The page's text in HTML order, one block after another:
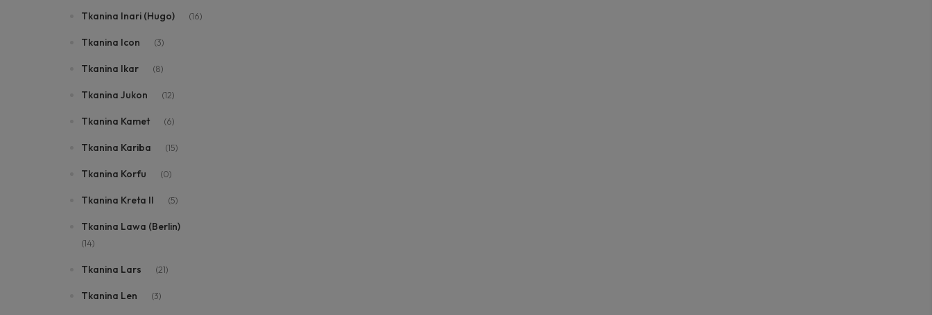
Tkanina Inari (Hugo) (16)
Tkanina Icon (3)
Tkanina Ikar (8)
Tkanina Jukon (12)
Tkanina Kamet (6)
Tkanina Kariba (15)
Tkanina Korfu (0)
Tkanina Kreta II (5)
Tkanina Lawa (Berlin)
(14)
Tkanina Lars (21)
Tkanina Len (3)